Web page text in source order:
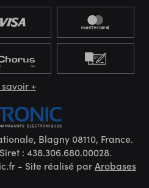
savoir +
Blagny 08110, France.
: 438.306.680.00028.
- Site réalisé parArobases